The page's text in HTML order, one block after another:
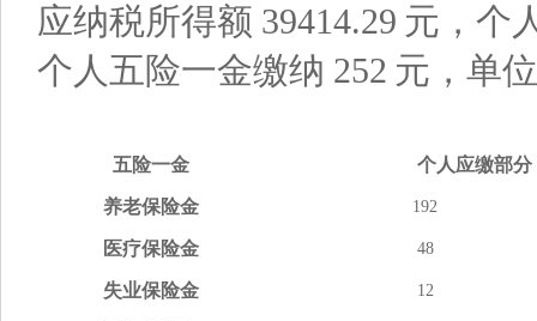
应纳税所得额 39414.29 元，个
个人五险一金缴纳 252 元，单
五险一金 个人应缴部分
养老保险金 192
医疗保险金 48
失业保险金 12